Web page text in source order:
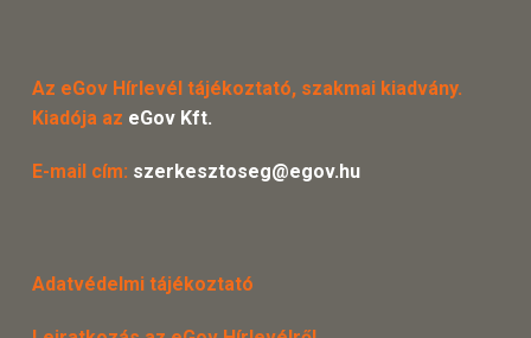
Az eGov Hírlevél tájékoztató, szakmai kiadvány.
Kiadója az eGov Kft.
E-mail cím: szerkesztoseg@egov.hu
Adatvédelmi tájékoztató